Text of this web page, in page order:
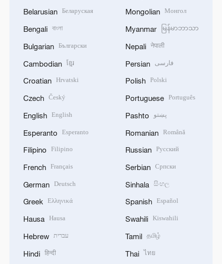
Belarusian Беларуская
Bengali বাংলা
Bulgarian Български
Cambodian ខ្មែរ
Croatian Hrvatski
Czech Český
English English
Esperanto Esperanto
Filipino Filipino
French Français
German Deutsch
Greek Ελληνικά
Hausa Hausa
Hebrew עברית
Hindi हिन्दी
Mongolian Монгол
Myanmar မြန်မာဘာသာ
Nepali नेपाली
Persian فارسی
Polish Polski
Portuguese Português
Pashto پښتو
Romanian Română
Russian Русский
Serbian Српски
Sinhala සිංහල
Spanish Español
Swahili Kiswahili
Tamil தமிழ்
Thai ไทย